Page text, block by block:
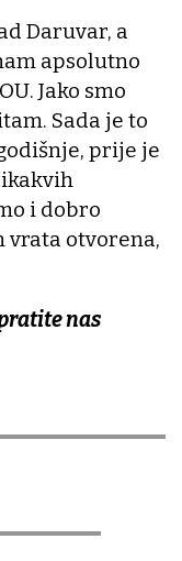
Daruvar, a
apsolutno
Jako smo
Sada je to
prije je
i dobro
vrata otvorena,
nas